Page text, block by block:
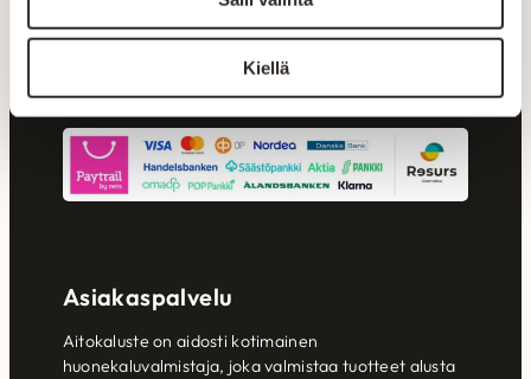
Kiellä
Maksutavat
Asiakaspalvelu
Aitokaluste on aidosti kotimainen
huonekaluvalmistaja, joka valmistaa tuotteet alusta